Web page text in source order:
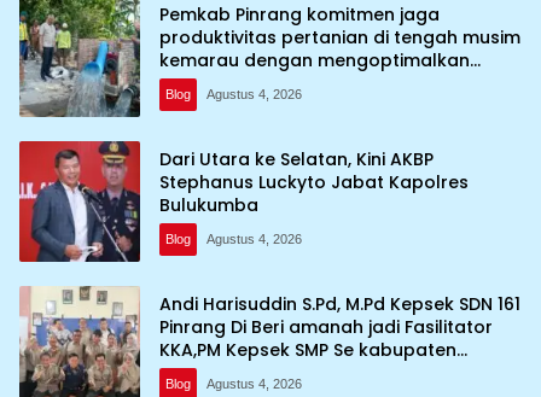
Pemkab Pinrang komitmen jaga
produktivitas pertanian di tengah musim
kemarau dengan mengoptimalkan
program Irigasi perpompaan (Irpom)
Blog Agustus 4, 2026
Dari Utara ke Selatan, Kini AKBP
Stephanus Luckyto Jabat Kapolres
Bulukumba
Blog Agustus 4, 2026
Andi Harisuddin S.Pd, M.Pd Kepsek SDN 161
Pinrang Di Beri amanah jadi Fasilitator
KKA,PM Kepsek SMP Se kabupaten
Pinrang
Blog Agustus 4, 2026